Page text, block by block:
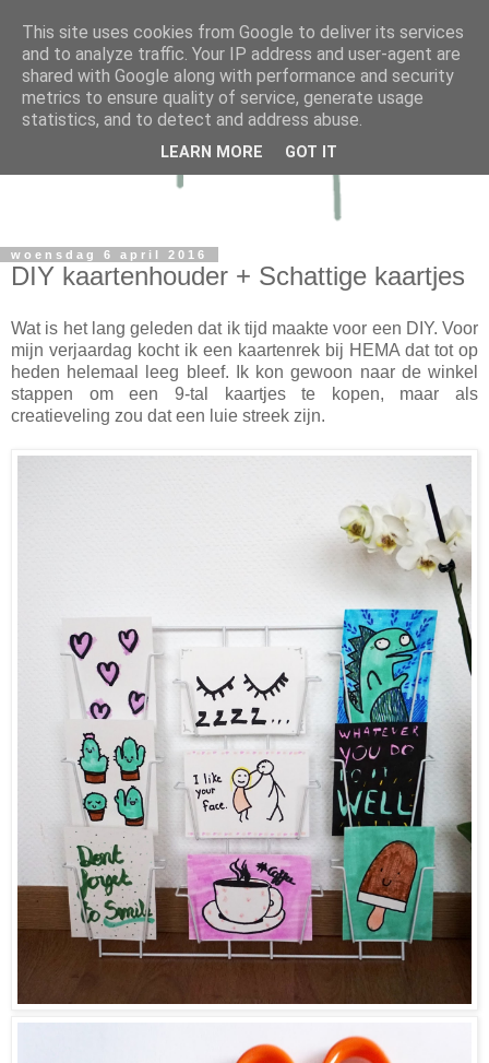
woensdag 6 april 2016
DIY kaartenhouder + Schattige kaartjes
Wat is het lang geleden dat ik tijd maakte voor een DIY. Voor
mijn verjaardag kocht ik een kaartenrek bij HEMA dat tot op
heden helemaal leeg bleef. Ik kon gewoon naar de winkel
stappen om een 9-tal kaartjes te kopen, maar als
creatieveling zou dat een luie streek zijn.
This site uses cookies from Google to deliver its services
and to analyze traffic. Your IP address and user-agent are
shared with Google along with performance and security
metrics to ensure quality of service, generate usage
statistics, and to detect and address abuse.
LEARN MORE GOT IT